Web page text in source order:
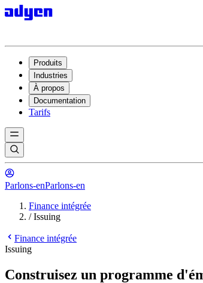
Produits
Industries
À propos
Documentation
Tarifs
Parlons-enParlons-en
Finance intégrée
/Issuing
Finance intégrée
Issuing
Construisez un programme